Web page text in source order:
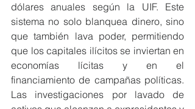
dólares anuales según la UIF. Este
sistema no solo blanquea dinero, sino
que también lava poder, permitiendo
que los capitales ilícitos se inviertan en
economías lícitas y en el
financiamiento de campañas políticas.
Las investigaciones por lavado de